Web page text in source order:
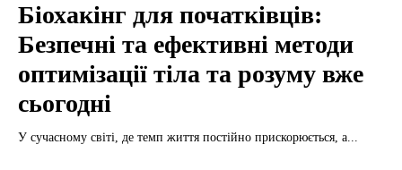
Біохакінг для початківців:
Безпечні та ефективні методи
оптимізації тіла та розуму вже
сьогодні
У сучасному світі, де темп життя постійно прискорюється, а...